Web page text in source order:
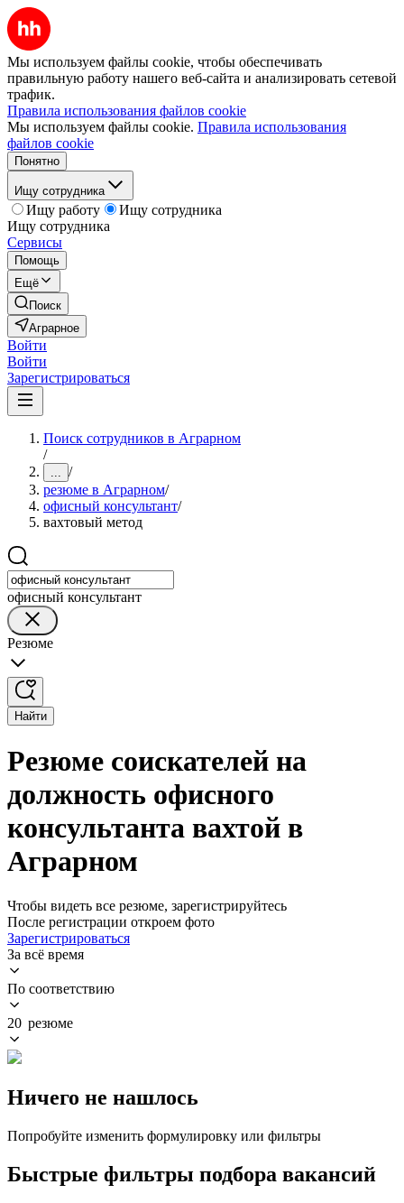
Мы используем файлы cookie, чтобы обеспечивать
правильную работу нашего веб-сайта и анализировать сетевой
трафик.
Правила использования файлов cookie
Мы используем файлы cookie. Правила использования
файлов cookie
Понятно
Ищу сотрудника
Ищу работу
Ищу сотрудника
Ищу сотрудника
Сервисы
Помощь
Ещё
Поиск
Аграрное
Войти
Войти
Зарегистрироваться
Поиск сотрудников в Аграрном
/
... /
резюме в Аграрном/
офисный консультант/
вахтовый метод
офисный консультант
Резюме
Найти
Резюме соискателей на
должность офисного
консультанта вахтой в
Аграрном
Чтобы видеть все резюме, зарегистрируйтесь
После регистрации откроем фото
Зарегистрироваться
За всё время
По соответствию
20 резюме
Ничего не нашлось
Попробуйте изменить формулировку или фильтры
Быстрые фильтры подбора вакансий